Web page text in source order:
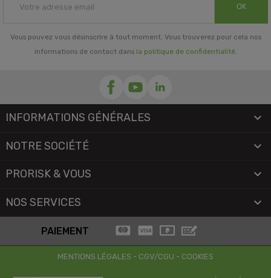
OK
Vous pouvez vous désinscrire à tout moment. Vous trouverez pour cela nos
informations de contact dans la politique de confidentialité.
INFORMATIONS GÉNÉRALES 
NOTRE SOCIÉTÉ 
PRORISK & VOUS 
NOS SERVICES 
PAIEMENT
MENTIONS LÉGALES - CGV/CGU - COOKIES